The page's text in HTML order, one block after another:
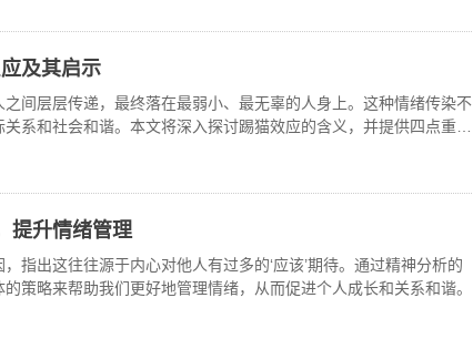
及其启示
间层层传递，最终落在最弱小、最无辜的人身上。这种情绪传染不
系和社会和谐。本文将深入探讨踢猫效应的含义，并提供四点重要
提升情绪管理
指出这往往源于内心对他人有过多的‘应该’期待。通过精神分析的
策略来帮助我们更好地管理情绪，从而促进个人成长和关系和谐。